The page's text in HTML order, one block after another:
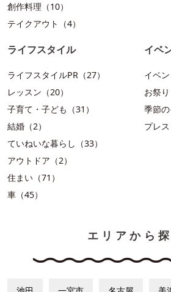
創作料理（10）
テイクアウト（4）
ライフスタイル
ライフスタイルPR（27）
レッスン（20）
子育て・子ども（31）
結婚（2）
ていねいな暮らし（33）
アウトドア（2）
住まい（71）
車（45）
イベ
イベン
お祭り
季節の
プレス
エリアから